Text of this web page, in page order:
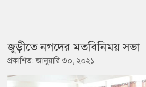
জুড়ীতে নগদের মতবিনিময় সভা
প্রকাশিত: জানুয়ারি ৩০, ২০২১